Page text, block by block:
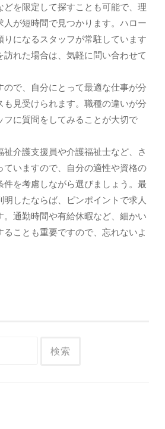
どを限定して探すことも可能で、理
が短時間で見つかります。ハロー
りになるスタッフが常駐しています
れた場合は、気軽に問い合わせて
で、自分にとって最適な仕事が分
も見受けられます。職種の違いが分
フに質問をしてみることが大切で
介護支援員や介護福祉士など、さ
ていますので、自分の適性や資格の
を考慮しながら選びましょう。最
したならば、ピンポイントで求人
。通勤時間や有給休暇など、細かい
ことも重要ですので、忘れないよ